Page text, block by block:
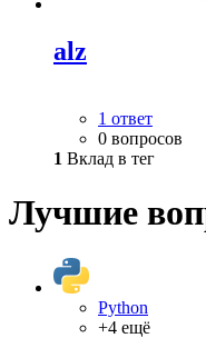
alz
1 ответ
0 вопросов
1 Вклад в тег
Лучшие
Python
+4 ещё